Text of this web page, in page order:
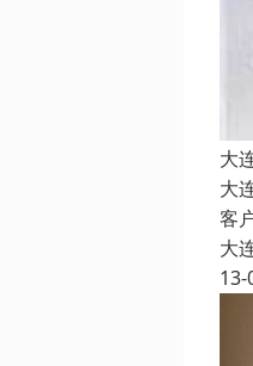
大
大
客
大
13-